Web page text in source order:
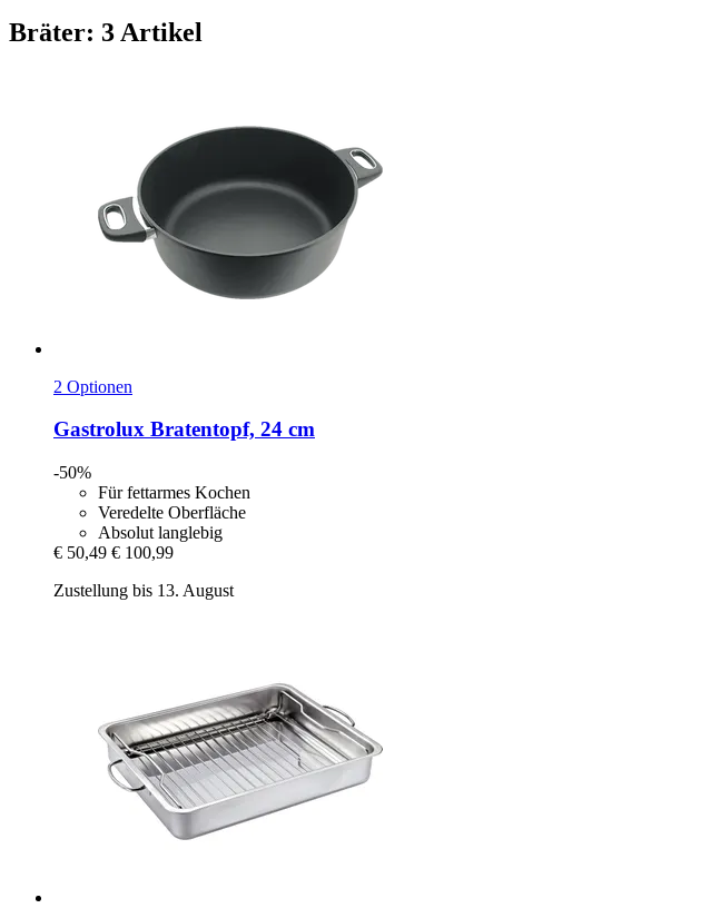
Bräter: 3 Artikel
2 Optionen
Gastrolux Bratentopf, 24 cm
-50%
Für fettarmes Kochen
Veredelte Oberfläche
Absolut langlebig
€ 50,49 € 100,99
Zustellung bis 13. August